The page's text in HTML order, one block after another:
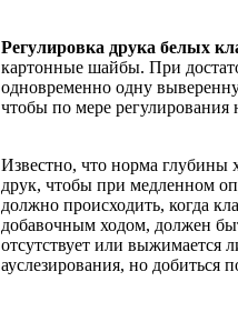
Регулировка друка белых
картонные шайбы. При
одновременно одну
чтобы по мере
Известно, что норма глубины
друк, чтобы при медленном
должно происходить, когда
добавочным ходом, должен
отсутствует или вы­жимается
ауслезирования, но добиться